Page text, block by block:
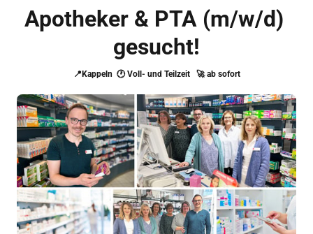
Apotheker & PTA (m/w/d)
gesucht!
📍Kappeln  🕐 Voll- und Teilzeit   🚀 ab sofort